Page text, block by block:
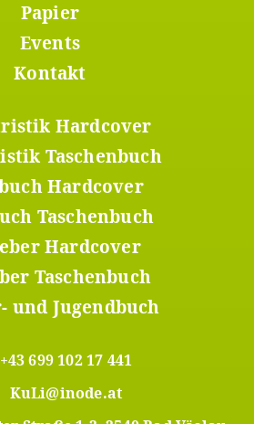
Papier
Events
Kontakt
Hardcover
Taschenbuch
Hardcover
Taschenbuch
Hardcover
Taschenbuch
und Jugendbuch
+43 699 102 17 441
KuLi@inode.at